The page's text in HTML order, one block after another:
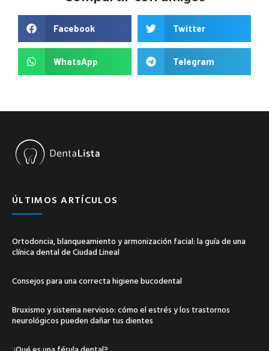
Facebook Twitter
WhatsApp Telegram
ÚLTIMOS ARTÍCULOS
Ortodoncia, blanqueamiento y armonización facial: la guía de una
clínica dental de Ciudad Lineal
Consejos para una correcta higiene bucodental
Bruxismo y sistema nervioso: cómo el estrés y los trastornos
neurológicos pueden dañar tus dientes